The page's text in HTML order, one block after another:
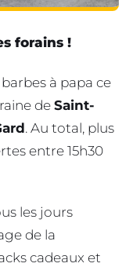
forains !
à papa ce
de Saint-
. Au total, plus
entre 15h30
les jours
de la
cadeaux et